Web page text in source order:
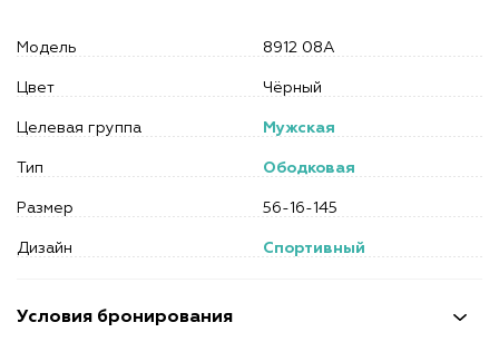
Условия бронирования
Модель 8912 08A
Цвет Чёрный
Целевая группа Мужская
Тип Ободковая
Размер 56-16-145
Дизайн Спортивный